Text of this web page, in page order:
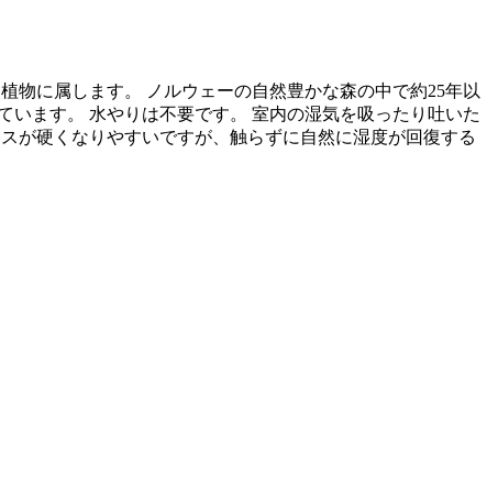
物に属します。 ノルウェーの自然豊かな森の中で約25年以
います。 水やりは不要です。 室内の湿気を吸ったり吐いた
が硬くなりやすいですが、触らずに自然に湿度が回復する